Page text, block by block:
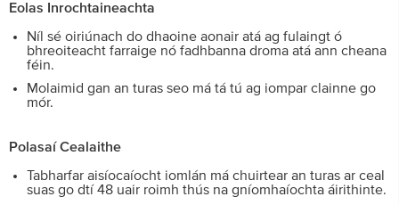
Eolas Inrochtaineachta
Níl sé oiriúnach do dhaoine aonair atá ag fulaingt ó
bhreoiteacht farraige nó fadhbanna droma atá ann cheana
féin.
Molaimid gan an turas seo má tá tú ag iompar clainne go
mór.
Polasaí Cealaithe
Tabharfar aisíocaíocht iomlán má chuirtear an turas ar ceal
suas go dtí 48 uair roimh thús na gníomhaíochta áirithinte.